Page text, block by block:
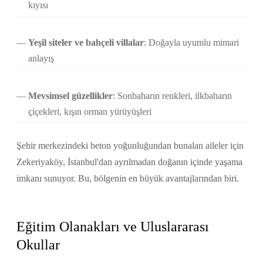
kıyısı
Yeşil siteler ve bahçeli villalar: Doğayla uyumlu mimari
anlayış
Mevsimsel güzellikler: Sonbaharın renkleri, ilkbaharın
çiçekleri, kışın orman yürüyüşleri
Şehir merkezindeki beton yoğunluğundan bunalan aileler için
Zekeriyaköy, İstanbul'dan ayrılmadan doğanın içinde yaşama
imkanı sunuyor. Bu, bölgenin en büyük avantajlarından biri.
Eğitim Olanakları ve Uluslararası
Okullar